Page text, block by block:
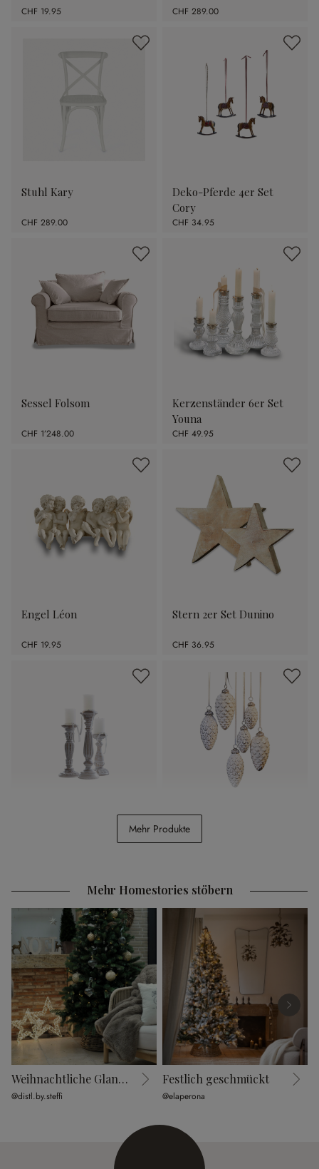
CHF 19.95 CHF 289.00
Stuhl Kary
CHF 289.00
Deko-Pferde 4er Set
Cory
CHF 34.95
Sessel Folsom
CHF 1’248.00
Kerzenständer 6er Set
Youna
CHF 49.95
Engel Léon
CHF 19.95
Stern 2er Set Dunino
CHF 36.95
Kerzenständer 3er Set
Weihnachtsschmuck 6er
Set Éva
Mehr Produkte
Mehr Homestories stöbern
Weihnachtliche Glanzmomente
@distl.by.steffi
Festlich geschmückt
@elaperona